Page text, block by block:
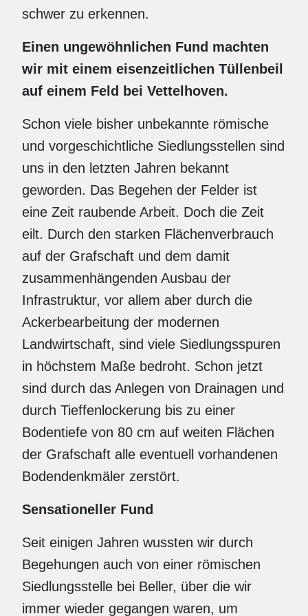
schwer zu erkennen.
Einen ungewöhnlichen Fund machten
wir mit einem eisenzeitlichen Tüllenbeil
auf einem Feld bei Vettelhoven.
Schon viele bisher unbekannte römische
und vorgeschichtliche Siedlungsstellen sind
uns in den letzten Jahren bekannt
geworden. Das Begehen der Felder ist
eine Zeit raubende Arbeit. Doch die Zeit
eilt. Durch den starken Flächenverbrauch
auf der Grafschaft und dem damit
zusammenhängenden Ausbau der
Infrastruktur, vor allem aber durch die
Ackerbearbeitung der modernen
Landwirtschaft, sind viele Siedlungsspuren
in höchstem Maße bedroht. Schon jetzt
sind durch das Anlegen von Drainagen und
durch Tieffenlockerung bis zu einer
Bodentiefe von 80 cm auf weiten Flächen
der Grafschaft alle eventuell vorhandenen
Bodendenkmäler zerstört.
Sensationeller Fund
Seit einigen Jahren wussten wir durch
Begehungen auch von einer römischen
Siedlungsstelle bei Beller, über die wir
immer wieder gegangen waren, um